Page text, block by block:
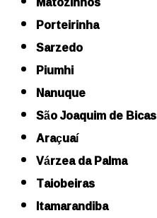
Porteirinha
Sarzedo
Piumhi
Nanuque
São Joaquim de Bicas
Araçuaí
Várzea da Palma
Taiobeiras
Itamarandiba